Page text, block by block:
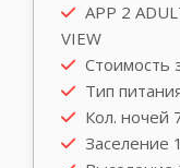
APP 2
VIEW
Стоимость
Тип
Кол. ночей
Заселение
Выезд туда